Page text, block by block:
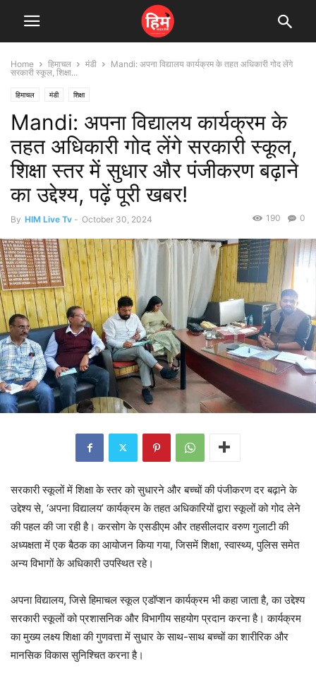
Home हिमाचल मंडी
Mandi: अपना विद्यालय कार्यक्रम के तहत अधिकारी गोद लेंगे
सरकारी स्कूल, शिक्षा...
हिमाचल मंडी शिक्षा
Mandi: अपना विद्यालय कार्यक्रम के
तहत अधिकारी गोद लेंगे सरकारी स्कूल,
शिक्षा स्तर में सुधार और पंजीकरण बढ़ाने
का उद्देश्य, पढ़ें पूरी खबर!
By HIM Live Tv - October 30, 2024 0
190
सरकारी स्कूलों में शिक्षा के स्तर को सुधारने और बच्चों की पंजीकरण दर बढ़ाने के
उद्देश्य से, ‘अपना विद्यालय’ कार्यक्रम के तहत अधिकारियों द्वारा स्कूलों को गोद लेने
की पहल की जा रही है। करसोग के एसडीएम और तहसीलदार वरुण गुलाटी की
अध्यक्षता में एक बैठक का आयोजन किया गया, जिसमें शिक्षा, स्वास्थ्य, पुलिस समेत
अन्य विभागों के अधिकारी उपस्थित रहे।
अपना विद्यालय, जिसे हिमाचल स्कूल एडॉप्शन कार्यक्रम भी कहा जाता है, का उद्देश्य
सरकारी स्कूलों को प्रशासनिक और विभागीय सहयोग प्रदान करना है। कार्यक्रम
का मुख्य लक्ष्य शिक्षा की गुणवत्ता में सुधार के साथ-साथ बच्चों का शारीरिक और
मानसिक विकास सुनिश्चित करना है।